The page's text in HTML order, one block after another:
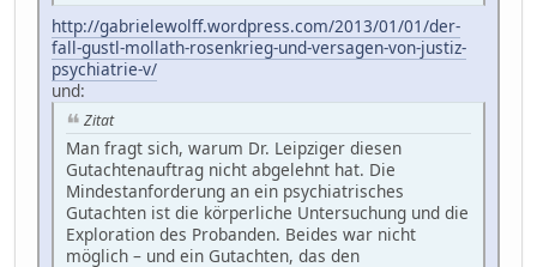
http://gabrielewolff.wordpress.com/2013/01/01/der-
fall-gustl-mollath-rosenkrieg-und-versagen-von-justiz-
psychiatrie-v/
und:
Zitat
Man fragt sich, warum Dr. Leipziger diesen
Gutachtenauftrag nicht abgelehnt hat. Die
Mindestanforderung an ein psychiatrisches
Gutachten ist die körperliche Untersuchung und die
Exploration des Probanden. Beides war nicht
möglich – und ein Gutachten, das den